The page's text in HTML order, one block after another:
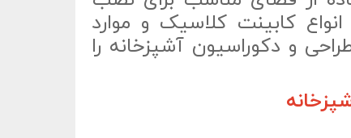
کابینت کلاسیک و موارد
و دکوراسیون آشپزخانه را